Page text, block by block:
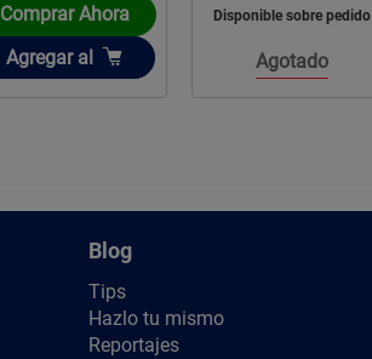
Comprar Ahora
Añadir
Agregar al
Disponible sobre pedido
Agotado
Blog
Tips
Hazlo tu mismo
Reportajes